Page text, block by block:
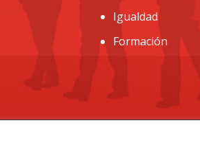
Igualdad
Formación